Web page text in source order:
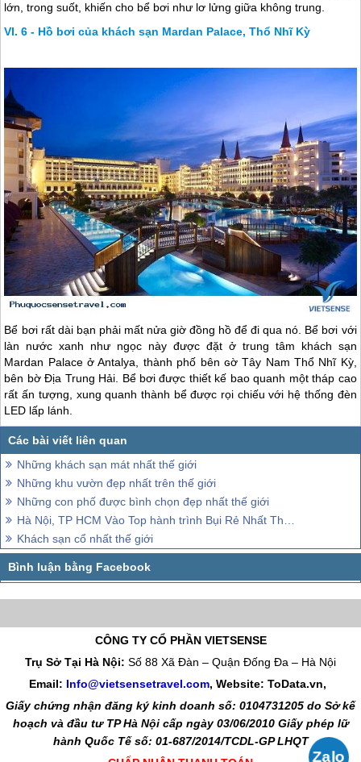
lớn, trong suốt, khiến cho bể bơi như lơ lửng giữa không trung.
6 - Hồ bơi của khách sạn Mardan Palace, Thổ Nhĩ Kỳ
Bể bơi rất dài bạn phải mất nửa giờ đồng hồ để đi qua nó. Bể bơi với
làn nước xanh như ngọc này được đặt ở trung tâm khách sạn
Mardan Palace ở Antalya, thành phố bên ɢờ Tây Nam Thổ Nhĩ Kỳ,
bên bờ Địa Trung Hải. Bể bơi được thiết kế bao quanh một tháp cao
rất ấn tượng, xung quanh thành bể được rọi chiếu với hệ thống đèn
LED lấp lánh.
Những khách sạn mát nhất thế giới
Những khu vườn đẹp nhất trên thế giới
Những con phố được bình chọn đẹp nhất thế giới
Hà Nội, TP HCM Vào Top hành trình Bụi Rẻ Nhất Thế Giới
Khách sạn cổ nhất thế giới
CÔNG TY CỔ PHẦN VIETSENSE
Trụ Sở Tại Hà Nội: Số 88 Xã Đàn – Quận Đống Đa – Hà Nội
Email: Info@vietsensetravel.com, Website: ToData.vn,
Giấy chứng nhận đăng ký kinh doanh số: 0104731205 do Sở kế
hoạch và đầu tư TP Hà Nội cấp ngày 03/06/2010 Giấy phép lữ
hành Quốc Tế số: 01-687/2014/TCDL-GP LHQT